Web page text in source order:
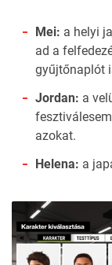
Mei: a helyi
ad a
gyűjtőnaplót
Jordan: a
azokat.
Helena: a